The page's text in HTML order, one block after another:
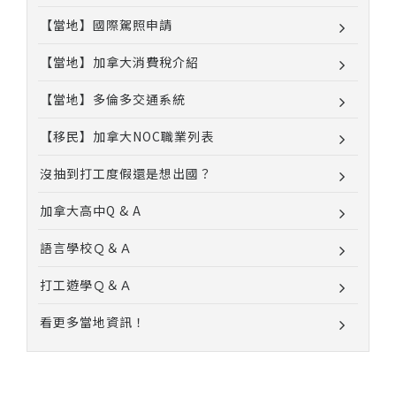
【當地】國際駕照申請
【當地】加拿大消費稅介紹
【當地】多倫多交通系統
【移民】加拿大NOC職業列表
沒抽到打工度假還是想出國？
加拿大高中Q & A
語言學校Ｑ＆Ａ
打工遊學Ｑ＆Ａ
看更多當地資訊！